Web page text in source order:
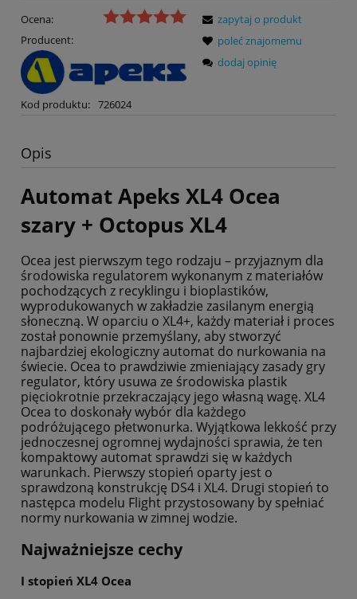
Ocena:
Producent:
Kod produktu: 726024
zapytaj o produkt
poleć znajomemu
dodaj opinię
Opis
Automat Apeks XL4 Ocea
szary + Octopus XL4
Ocea jest pierwszym tego rodzaju – przyjaznym dla
środowiska regulatorem wykonanym z materiałów
pochodzących z recyklingu i bioplastików,
wyprodukowanych w zakładzie zasilanym energią
słoneczną. W oparciu o XL4+, każdy materiał i proces
został ponownie przemyślany, aby stworzyć
najbardziej ekologiczny automat do nurkowania na
świecie. Ocea to prawdziwie zmieniający zasady gry
regulator, który usuwa ze środowiska plastik
pięciokrotnie przekraczający jego własną wagę. XL4
Ocea to doskonały wybór dla każdego
podróżującego płetwonurka. Wyjątkowa lekkość przy
jednoczesnej ogromnej wydajności sprawia, że ten
kompaktowy automat sprawdzi się w każdych
warunkach. Pierwszy stopień oparty jest o
sprawdzoną konstrukcję DS4 i XL4. Drugi stopień to
następca modelu Flight przystosowany by spełniać
normy nurkowania w zimnej wodzie.
Najważniejsze cechy
I stopień XL4 Ocea